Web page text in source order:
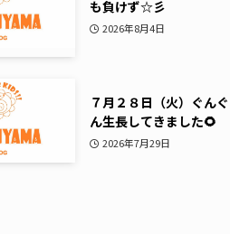
も負けず☆彡
2026年8月4日
７月２８日（火）ぐんぐ
ん生長してきました🌻
2026年7月29日